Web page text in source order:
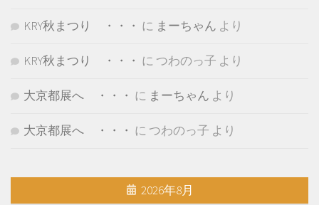
KRY秋まつり ・・・ に まーちゃん より
KRY秋まつり ・・・ に つわのっ子 より
大京都展へ ・・・ に まーちゃん より
大京都展へ ・・・ に つわのっ子 より
2026年8月